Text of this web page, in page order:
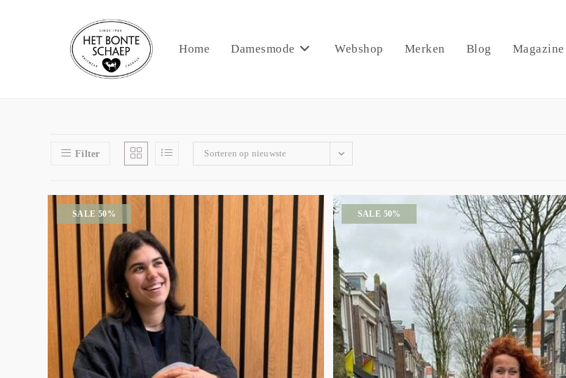
Home Damesmode Webshop Merken Blog Magazine
Filter Sorteren op nieuwste
SALE 50% SALE 50%